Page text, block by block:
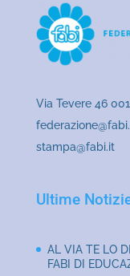
Via Tevere 46
stampa@fabi.it
Ultime
AL VIA TE LO
FABI DI